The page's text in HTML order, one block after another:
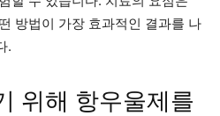
방법이 가장 효과적인 결과를 나
.
위해 항우울제를